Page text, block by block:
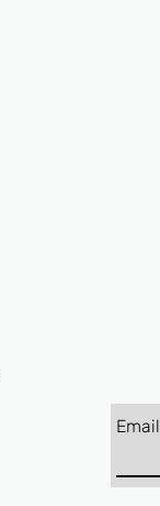
Email